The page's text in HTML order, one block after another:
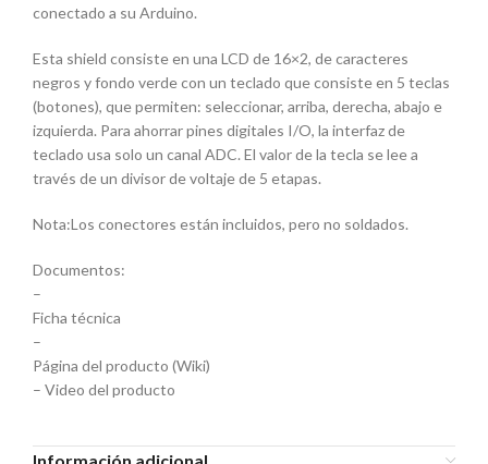
conectado a su Arduino.
Esta shield consiste en una LCD de 16×2, de caracteres
negros y fondo verde con un teclado que consiste en 5 teclas
(botones), que permiten: seleccionar, arriba, derecha, abajo e
izquierda. Para ahorrar pines digitales I/O, la interfaz de
teclado usa solo un canal ADC. El valor de la tecla se lee a
través de un divisor de voltaje de 5 etapas.
Nota:Los conectores están incluidos, pero no soldados.
Documentos:
–
Ficha técnica
–
Página del producto (Wiki)
– Video del producto